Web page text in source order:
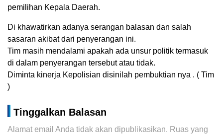
pemilihan Kepala Daerah.
Di khawatirkan adanya serangan balasan dan salah
sasaran akibat dari penyerangan ini.
Tim masih mendalami apakah ada unsur politik termasuk
di dalam penyerangan tersebut atau tidak.
Diminta kinerja Kepolisian disinilah pembuktian nya . ( Tim
)
Tinggalkan Balasan
Alamat email Anda tidak akan dipublikasikan. Ruas yang